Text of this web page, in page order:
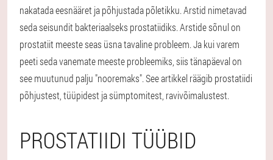
nakatada eesnääret ja põhjustada põletikku. Arstid nimetavad
seda seisundit bakteriaalseks prostatiidiks. Arstide sõnul on
prostatiit meeste seas üsna tavaline probleem. Ja kui varem
peeti seda vanemate meeste probleemiks, siis tänapäeval on
see muutunud palju "nooremaks". See artikkel räägib prostatiidi
põhjustest, tüüpidest ja sümptomitest, ravivõimalustest.
PROSTATIIDI TÜÜBID